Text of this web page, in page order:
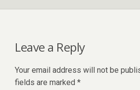
Leave a Reply
Your email address will not be
fields are marked *